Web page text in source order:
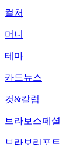
컬처
머니
테마
카드뉴스
컷&칼럼
브라보스페셜
브라보리포트